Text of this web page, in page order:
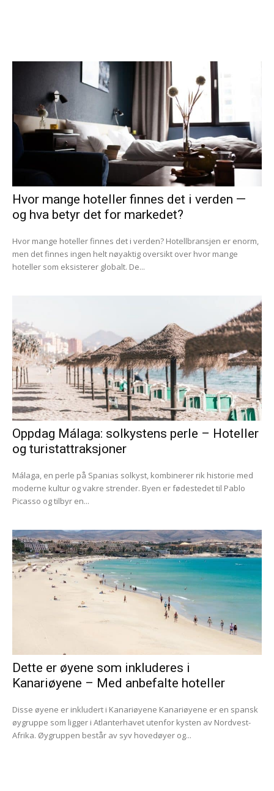
Hvor mange hoteller finnes det i verden —
og hva betyr det for markedet?
Hvor mange hoteller finnes det i verden? Hotellbransjen er enorm,
men det finnes ingen helt nøyaktig oversikt over hvor mange
hoteller som eksisterer globalt. De...
Oppdag Málaga: solkystens perle – Hoteller
og turistattraksjoner
Málaga, en perle på Spanias solkyst, kombinerer rik historie med
moderne kultur og vakre strender. Byen er fødestedet til Pablo
Picasso og tilbyr en...
Dette er øyene som inkluderes i
Kanariøyene – Med anbefalte hoteller
Disse øyene er inkludert i Kanariøyene Kanariøyene er en spansk
øygruppe som ligger i Atlanterhavet utenfor kysten av Nordvest-
Afrika. Øygruppen består av syv hovedøyer og...